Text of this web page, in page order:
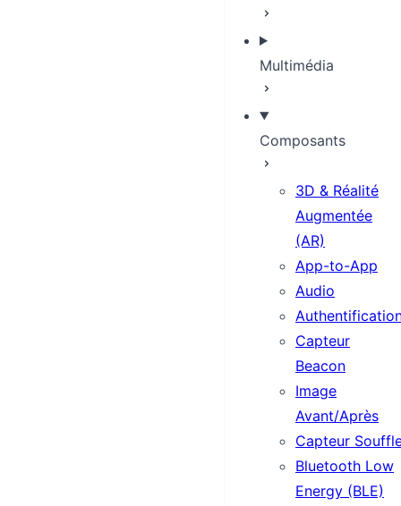
Multimédia
Composants
3D & Réalité
Augmentée
(AR)
App-to-App
Audio
Capteur
Beacon
Image
Avant/Après
Capteur
Bluetooth Low
Energy (BLE)